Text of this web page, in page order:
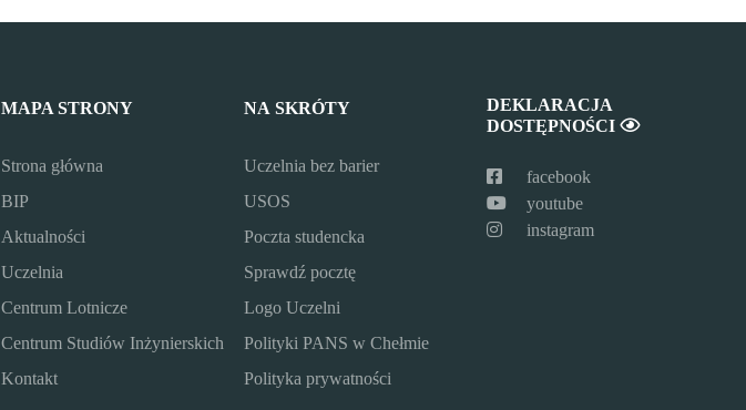
MAPA STRONY
Strona główna
BIP
Aktualności
Uczelnia
Centrum Lotnicze
Centrum Studiów Inżynierskich
Kontakt
NA SKRÓTY
Uczelnia bez barier
USOS
Poczta studencka
Sprawdź pocztę
Logo Uczelni
Polityki PANS w Chełmie
Polityka prywatności
DEKLARACJA
DOSTĘPNOŚCI
facebook
youtube
instagram